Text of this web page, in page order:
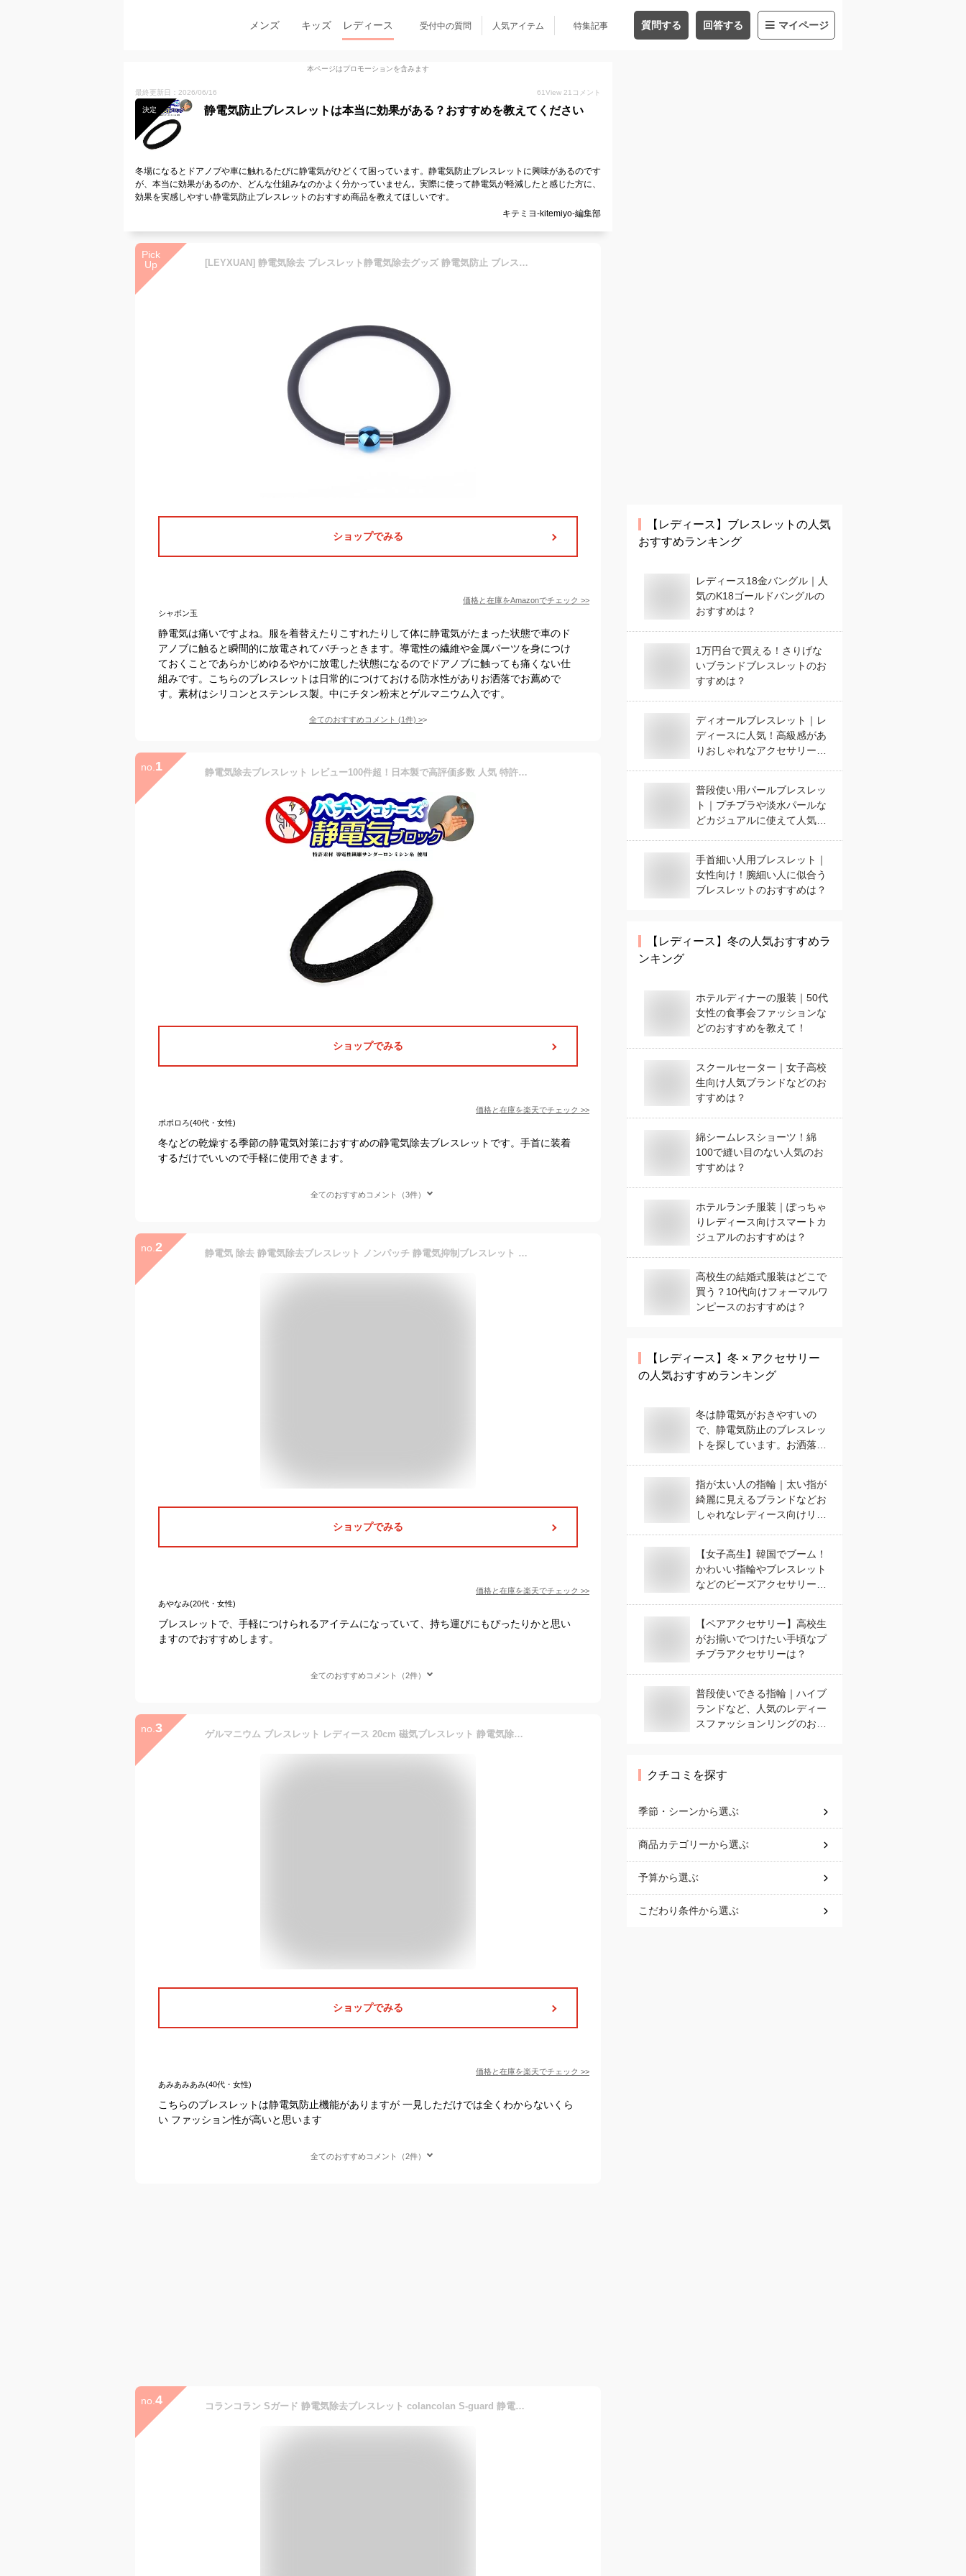
メンズ キッズ レディース 受付中の質問 人気アイテム 特集記事 質問する 回答する マイページ
本ページはプロモーションを含みます
最終更新日：2026/06/16 61View 21 コメント
決定 静電気防止ブレスレットは本当に効果がある？おすすめを教えてください
冬場になるとドアノブや車に触れるたびに静電気がひどくて困っています。静電気防止ブレスレットに興味があるのです
が、本当に効果があるのか、どんな仕組みなのかよく分かっていません。実際に使って静電気が軽減したと感じた方に、
効果を実感しやすい静電気防止ブレスレットのおすすめ商品を教えてほしいです。
キテミヨ-kitemiyo-編集部
Pick
Up
[LEYXUAN] 静電気除去 ブレスレット静電気除去グッズ 静電気防止 ブレスレット おしゃれ 静電気防止グッズ ゲルマニウム スポーツ シリコンブレスレッ ト モノトーン シンプル 腕輪 静電気対策 最強 アクセサリー 防水 抑制 秋冬乾燥季節対応 20CM /18CM 静電気除去グッズ (20CM)
ショップでみる
価格と在庫をAmazonでチェック >>
シャボン玉
静電気は痛いですよね。服を着替えたりこすれたりして体に静電気がたまった状態で車のド
アノブに触ると瞬間的に放電されてバチっときます。導電性の繊維や金属パーツを身につけ
ておくことであらかじめゆるやかに放電した状態になるのでドアノブに触っても痛くない仕
組みです。こちらのブレスレットは日常的につけておける防水性がありお洒落でお薦めで
す。素材はシリコンとステンレス製。中にチタン粉末とゲルマニウム入です。
全てのおすすめコメント (1件) >
no. 1 静電気除去ブレスレット レビュー100件超！日本製で高評価多数 人気 特許素材 特許庁商標登録済パチンコナーズ 子供から大人まで GOODデザイン シンプル おしゃれ 静電気対策 静電気防止 静電気軽減 ブラック 黒 ヘアゴム 送料無料 クリスマス ギフト プレゼント 贈り物
ショップでみる
価格と在庫を楽天でチェック >>
ポポロろ(40代・女性)
冬などの乾燥する季節の静電気対策におすすめの静電気除去ブレスレットです。手首に装着
するだけでいいので手軽に使用できます。
全てのおすすめコメント（3件）
no. 2 静電気 除去 静電気除去ブレスレット ノンパッチ 静電気抑制ブレスレット パール・パイプ【ブレスレット 静電気除去 ブレスレット レディース 静電気防止 静電気除去グッズ レディース スワロフスキー おしゃれ】 rv
ショップでみる
価格と在庫を楽天でチェック >>
あやなみ(20代・女性)
ブレスレットで、手軽につけられるアイテムになっていて、持ち運びにもぴったりかと思い
ますのでおすすめします。
全てのおすすめコメント（2件）
no. 3 ゲルマニウム ブレスレット レディース 20cm 磁気ブレスレット 静電気除去 316Lサージカルステンレス製 CZダイヤモンド*3 おしゃれ 可愛い 金属アレルギーフリー ローズゴールド ギフト包装
ショップでみる
価格と在庫を楽天でチェック >>
あみあみあみ(40代・女性)
こちらのブレスレットは静電気防止機能がありますが 一見しただけでは全くわからないくら
い ファッション性が高いと思います
全てのおすすめコメント（2件）
no. 4 コランコラン Sガード 静電気除去ブレスレット colancolan S-guard 静電気除去グッズ 静電気除去ブレスレット 静電気防止ブレスレットなブレスレッド 静電気防止対策 bracelet 静電気除去ブレスレット
【レディース】 ブレスレット の人気
おすすめランキング
レディース18金バングル｜人
気のK18ゴールドバングルの
おすすめは？
1万円台で買える！さりげな
いブランドブレスレットのお
すすめは？
ディオールブレスレット｜レ
ディースに人気！高級感があ
りおしゃれなアクセサリーの
普段使い用パールブレスレッ
ト｜プチプラや淡水パールな
どカジュアルに使えて人気の
手首細い人用ブレスレット｜
女性向け！腕細い人に似合う
ブレスレットのおすすめは？
【レディース】 冬の人気おすすめラ
ンキング
ホテルディナーの服装｜50代
女性の食事会ファッションな
どのおすすめを教えて！
スクールセーター｜女子高校
生向け人気ブランドなどのお
すすめは？
綿シームレスショーツ！綿
100で縫い目のない人気のお
すすめは？
ホテルランチ服装｜ぽっちゃ
りレディース向けスマートカ
ジュアルのおすすめは？
高校生の結婚式服装はどこで
買う？10代向けフォーマルワ
ンピースのおすすめは？
【レディース】 冬 × アクセサリー
の人気おすすめランキング
冬は静電気がおきやすいの
で、静電気防止のブレスレッ
トを探しています。お洒落な
指が太い人の指輪｜太い指が
綺麗に見えるブランドなどお
しゃれなレディース向けリン
【女子高生】韓国でブーム！
かわいい指輪やブレスレット
などのビーズアクセサリー
【ペアアクセサリー】高校生
がお揃いでつけたい手頃なプ
チプラアクセサリーは？
普段使いできる指輪｜ハイブ
ランドなど、人気のレディー
スファッションリングのおす
クチコミを探す
季節・シーンから選ぶ
商品カテゴリーから選ぶ
予算から選ぶ
こだわり条件から選ぶ